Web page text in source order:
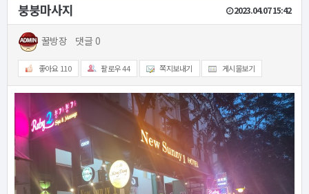
붕붕마사지 2023.04.07 15:42
꿀방장 댓글 0
좋아요 110 팔로우44 쪽지보내기 게시물보기